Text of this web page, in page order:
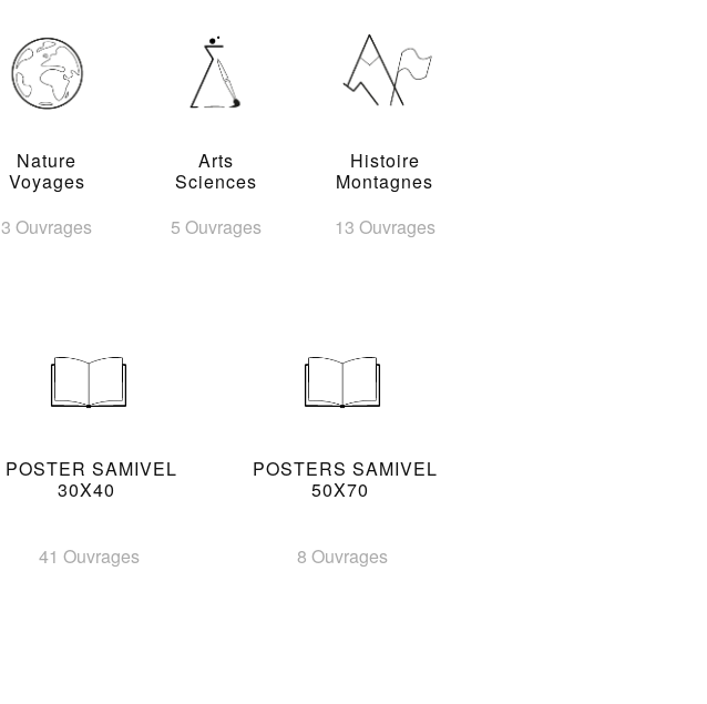
Nature
Voyages
3 Ouvrages
Arts
Sciences
5 Ouvrages
Histoire
Montagnes
13 Ouvrages
POSTER SAMIVEL
30X40
41 Ouvrages
POSTERS SAMIVEL
50X70
8 Ouvrages